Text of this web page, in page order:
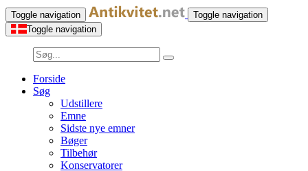
Toggle navigation
Toggle navigation
Toggle navigation
Forside
Søg
Udstillere
Emne
Sidste nye emner
Bøger
Tilbehør
Konservatorer